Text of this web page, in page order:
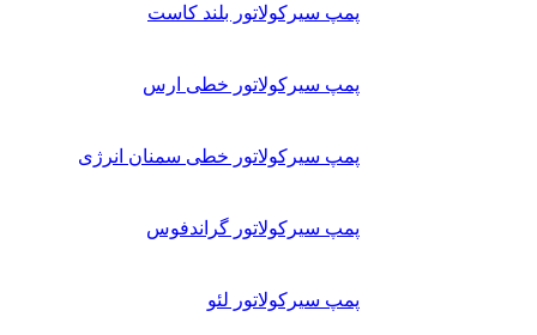
پمپ سیرکولاتور بلند کاست
پمپ سیرکولاتور خطی ارس
پمپ سیرکولاتور خطی سمنان انرژی
پمپ سیرکولاتور گراندفوس
پمپ سیرکولاتور لئو